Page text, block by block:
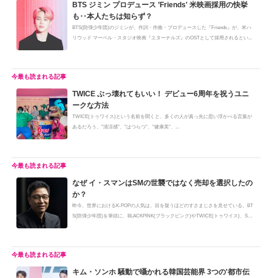
BTS ジミン プロデュース ’Friends' 米映画採用の快挙
も‥本人たちは知らず？
BTS(防弾少年団)のジミンが、作詞・作曲・プロデュースした『Friends』が、米ハ
リウッド マーベル・スタジオ映画『エターナルズ』のOSTとして採用されるとい...
TWICE ぶっ壊れてもいい！ デビュー6周年を祝うユニ
ークな方法
TWICE(トゥワイス)という名前を聞くと、多くの人が真っ先に思い浮かべる言葉が
あるだろう。"清涼感"、"はつらつ"、"健康美"、...
なぜ イ・スマンはSMの世襲ではなく売却を選択したの
か？
昨今、世界におけるK-POPの人気は、目を疑うほどのすさまじさを見せている。BT
S(防弾少年団)を筆頭に、BLACKPINK(ブラックピンク)やTWICE(トゥワイス)、SEV
キム・ソンホ 騒動で囁かれる韓国芸能界 3つの'都市伝